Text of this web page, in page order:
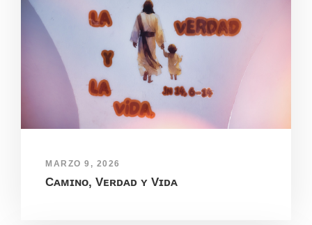
MARZO 9, 2026
Cᴀᴍɪɴᴏ, Vᴇʀᴅᴀᴅ ʏ Vɪᴅᴀ